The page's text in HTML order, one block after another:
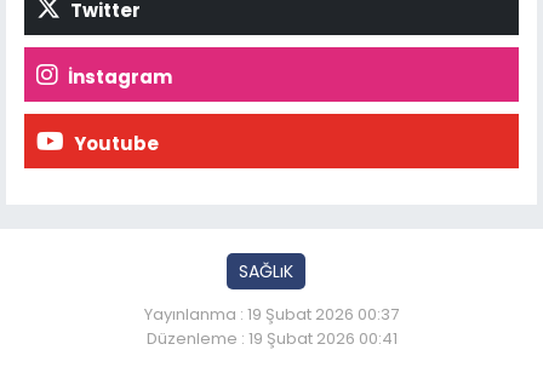
Twitter
İnstagram
Youtube
SAĞLıK
Yayınlanma : 19 Şubat 2026 00:37
Düzenleme : 19 Şubat 2026 00:41